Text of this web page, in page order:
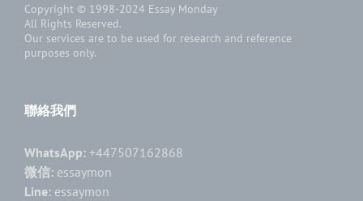
Copyright © 1998-2024 Essay Monday
All Rights Reserved.
Our services are to be used for research and reference
purposes only.
聯絡我們
WhatsApp: +447507162868
微信: essaymon
Line: essaymon